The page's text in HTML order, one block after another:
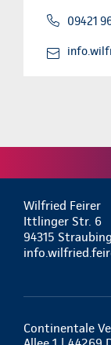
09421
Wilfried Feirer
Ittlinger Str. 6
94315 Straubing
Continentale